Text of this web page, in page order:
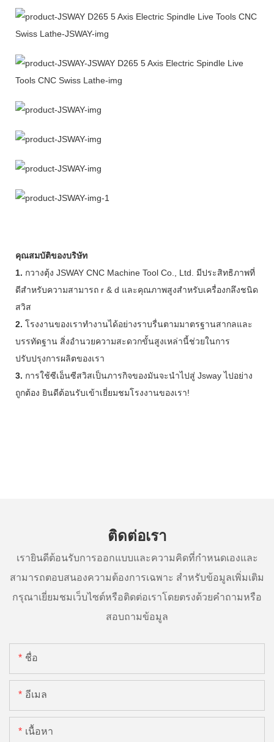
คุณสมบัติของบริษัท
1. กวางตุ้ง JSWAY CNC Machine Tool Co., Ltd. มีประสิทธิภาพที่
ดีสำหรับความสามารถ r & d และคุณภาพสูงสำหรับเครื่องกลึงชนิด
สวิส
2. โรงงานของเราทำงานได้อย่างราบรื่นตามมาตรฐานสากลและ
บรรทัดฐาน สิ่งอำนวยความสะดวกขั้นสูงเหล่านี้ช่วยในการ
ปรับปรุงการผลิตของเรา
3. การใช้ซีเอ็นซีสวิสเป็นภารกิจของมันจะนำไปสู่ ​​Jsway ไปอย่าง
ถูกต้อง ยินดีต้อนรับเข้าเยี่ยมชมโรงงานของเรา!
ติดต่อเรา
เรายินดีต้อนรับการออกแบบและความคิดที่กำหนดเองและ
สามารถตอบสนองความต้องการเฉพาะ สำหรับข้อมูลเพิ่มเติม
กรุณาเยี่ยมชมเว็บไซต์หรือติดต่อเราโดยตรงด้วยคำถามหรือ
สอบถามข้อมูล
ชื่อ
อีเมล
เนื้อหา